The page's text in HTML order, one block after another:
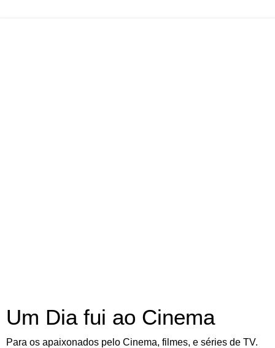
Um Dia fui ao Cinema
Para os apaixonados pelo Cinema, filmes, e séries de TV.